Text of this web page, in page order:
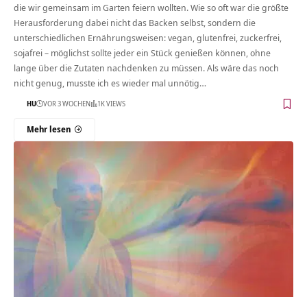
die wir gemeinsam im Garten feiern wollten. Wie so oft war die größte
Herausforderung dabei nicht das Backen selbst, sondern die
unterschiedlichen Ernährungsweisen: vegan, glutenfrei, zuckerfrei,
sojafrei – möglichst sollte jeder ein Stück genießen können, ohne
lange über die Zutaten nachdenken zu müssen. Als wäre das noch
nicht genug, musste ich es wieder mal unnötig…
HU VOR 3 WOCHEN 1K VIEWS
Mehr lesen